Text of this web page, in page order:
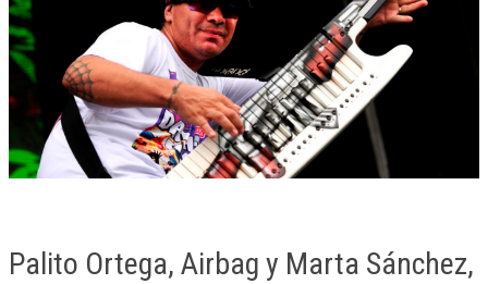
Palito Ortega, Airbag y Marta Sánchez,